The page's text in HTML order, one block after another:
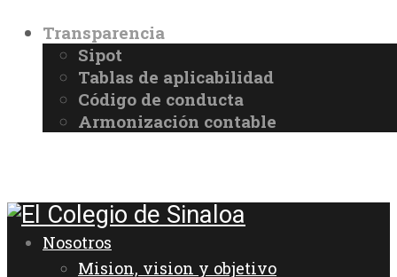
Transparencia
Sipot
Tablas de aplicabilidad
Código de conducta
Armonización contable
Nosotros
Mision, vision y objetivo